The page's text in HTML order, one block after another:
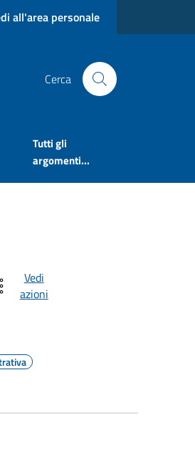
all'area personale
Cerca
Tutti gli
argomenti...
Vedi
azioni